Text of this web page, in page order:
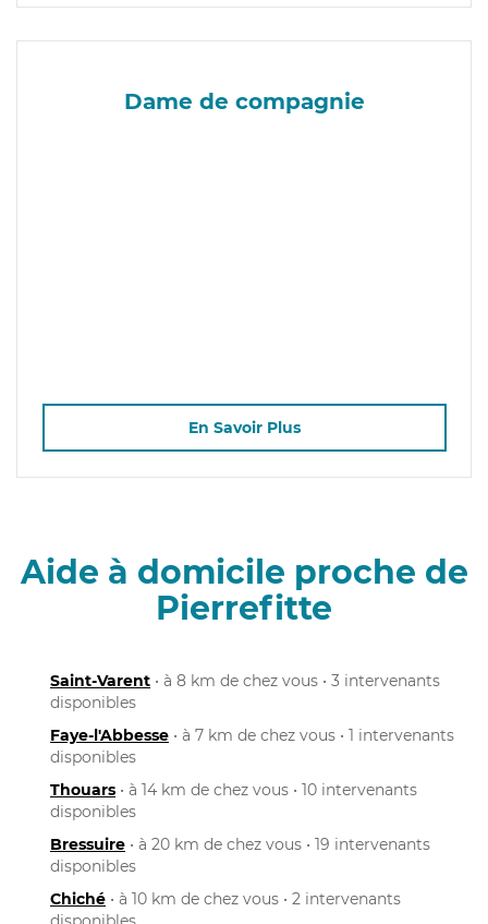
Dame de compagnie
En Savoir Plus
Aide à domicile proche de
Pierrefitte
Saint-Varent • à 8 km de chez vous • 3 intervenants
disponibles
Faye-l'Abbesse • à 7 km de chez vous • 1 intervenants
disponibles
Thouars • à 14 km de chez vous • 10 intervenants
disponibles
Bressuire • à 20 km de chez vous • 19 intervenants
disponibles
Chiché • à 10 km de chez vous • 2 intervenants